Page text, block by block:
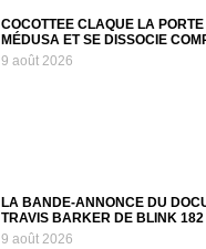
COCOTTEE CLAQUE LA PORTE
MÉDUSA ET SE DISSOCIE
9 août 2026
LA BANDE-ANNONCE DU
TRAVIS BARKER DE BLINK 182
9 août 2026